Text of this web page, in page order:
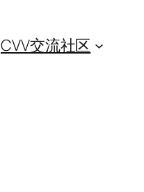
CVV交流社区